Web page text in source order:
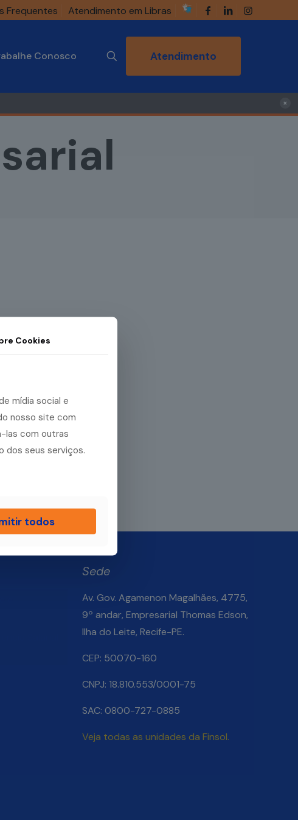
Frequentes Atendimento em Libras
Conosco Atendimento
×
Sede
Av. Gov. Agamenon Magalhães, 4775,
9º andar, Empresarial Thomas Edson,
Ilha do Leite, Recife-PE.
CEP: 50070-160
CNPJ: 18.810.553/0001-75
SAC: 0800-727-0885
Veja todas as unidades da Finsol.
Cookies
mídia social e
nosso site com
las com outras
dos seus serviços.
todos